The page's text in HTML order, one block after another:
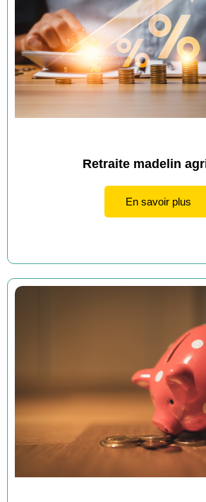
Retraite madelin
En savoir plus
meilleurs
En cliquant sur “Envoyer”,
que vos données soient
agence pour vous
ou par e-mail à propos de
Retrouvez plus
traitement de vos
politique de confidentialité.